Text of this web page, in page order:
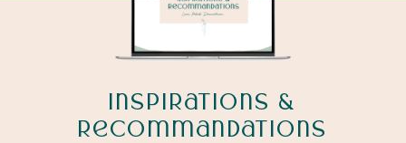
Inspirations &
Recommandations